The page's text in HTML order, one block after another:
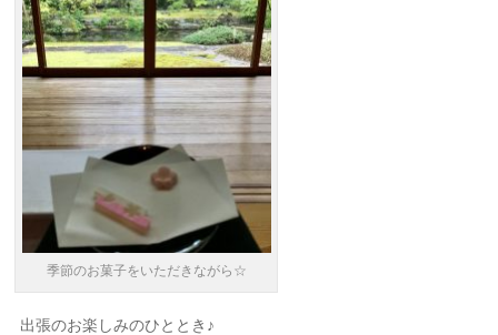
季節のお菓子をいただきながら☆
出張のお楽しみのひととき♪